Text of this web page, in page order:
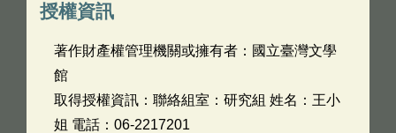
授權資訊
著作財產權管理機關或擁有者：國立臺灣文學
館
取得授權資訊：聯絡組室：研究組 姓名：王小
姐 電話：06-2217201